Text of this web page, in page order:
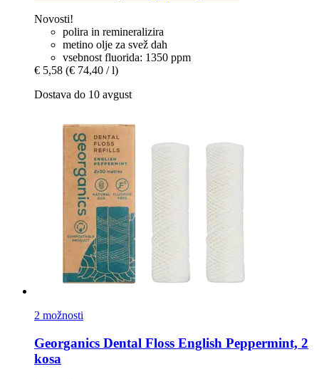
Novosti!
polira in remineralizira
metino olje za svež dah
vsebnost fluorida: 1350 ppm
€ 5,58 (€ 74,40 / l)
Dostava do 10 avgust
2 možnosti
Georganics Dental Floss English Peppermint, 2
kosa